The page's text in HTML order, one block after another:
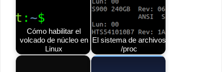
Cómo habilitar el
volcado de núcleo en
Linux
El sistema de archivos
/proc